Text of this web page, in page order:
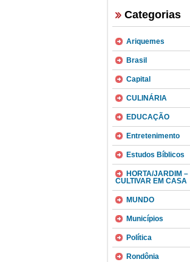
Categorias
Ariquemes
Brasil
Capital
CULINÁRIA
EDUCAÇÃO
Entretenimento
Estudos Bíblicos
HORTA/JARDIM –
CULTIVAR EM CASA
MUNDO
Municípios
Política
Rondônia